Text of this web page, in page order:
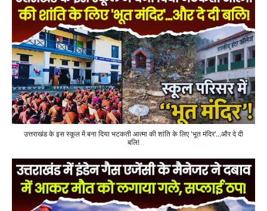
उत्तराखंड के इस स्कूल में बना दिया भटकती आत्मा की शांति के लिए 'भूत मंदिर'...और दे दी
बलि!